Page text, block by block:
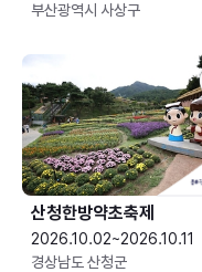
부산광역시 사상구
산청한방약초축제
2026.10.02~2026.10.11
경상남도 산청군